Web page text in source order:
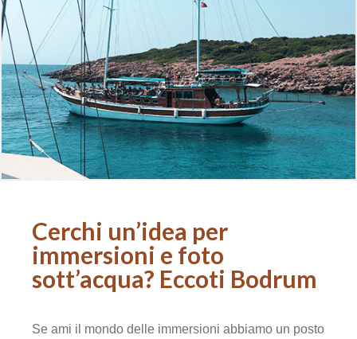
Cerchi un’idea per
immersioni e foto
sott’acqua? Eccoti Bodrum
Se ami il mondo delle immersioni abbiamo un posto